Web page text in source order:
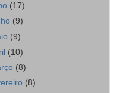
(17)
(9)
(9)
(10)
(8)
(8)